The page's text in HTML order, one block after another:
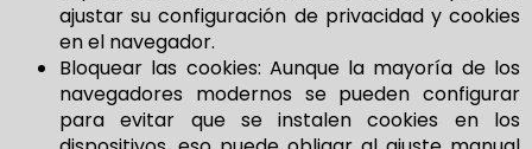
ajustar su configuración de privacidad y cookies
en el navegador.
Bloquear las cookies: Aunque la mayoría de los
navegadores modernos se pueden configurar
para evitar que se instalen cookies en los